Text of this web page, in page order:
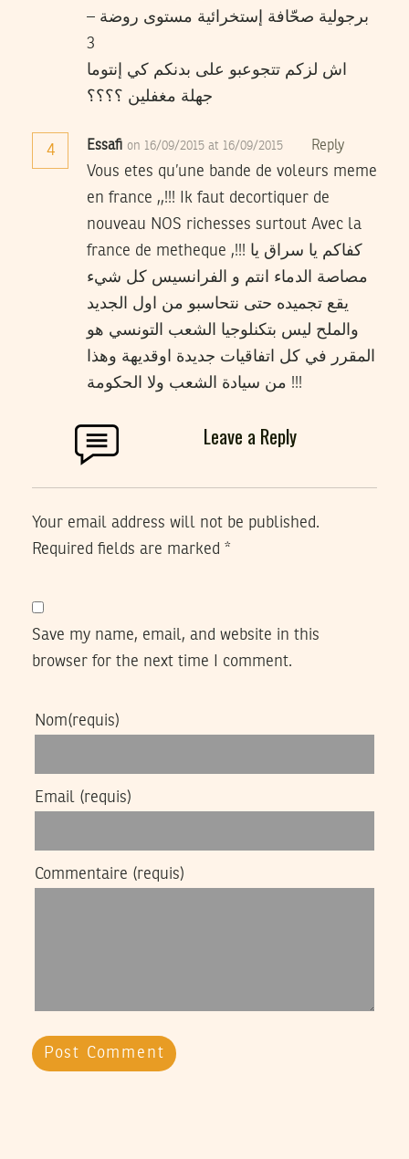
برجولية صحّافة إستخرائية مستوى روضة –
3
اش لزكم تتجوعبو على بدنكم كي إنتوما
جهلة مغفلين ؟؟؟؟
4 Essafi on 16/09/2015 at 16/09/2015 Reply
Vous etes qu’une bande de voleurs meme
en france ,,!!! Ik faut decortiquer de
nouveau NOS richesses surtout Avec la
france de metheque ,!!! كفاكم يا سراق يا
مصاصة الدماء انتم و الفرانسيس كل شيء
يقع تجميده حتى نتحاسبو من اول الجديد
والملح ليس بتكنلوجيا الشعب التونسي هو
المقرر في كل اتفاقيات جديدة اوقديهة وهذا
من سيادة الشعب ولا الحكومة !!!
Leave a Reply
Your email address will not be published.
Required fields are marked *
Save my name, email, and website in this
browser for the next time I comment.
Nom(requis)
Email (requis)
Commentaire (requis)